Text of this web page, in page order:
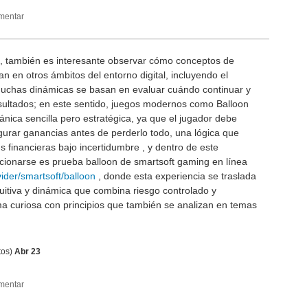
también es interesante observar cómo conceptos de
en otros ámbitos del entorno digital, incluyendo el
dinámicas se basan en evaluar cuándo continuar y
en este sentido, juegos modernos como Balloon
sencilla pero estratégica, ya que el jugador debe
ganancias antes de perderlo todo, una lógica que
financieras bajo incertidumbre , y dentro de este
es prueba balloon de smartsoft gaming en línea
smartsoft/balloon , donde esta experiencia se traslada
y dinámica que combina riesgo controlado y
curiosa con principios que también se analizan en temas
Abr 23